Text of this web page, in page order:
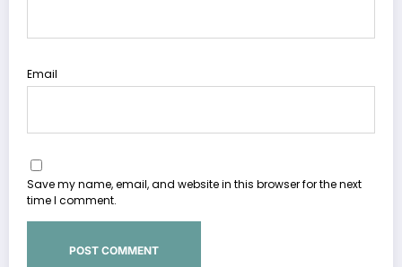
Email
Save my name, email, and website in this browser for the next
time I comment.